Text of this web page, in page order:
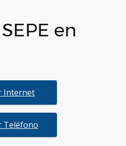
en
Internet
Teléfono